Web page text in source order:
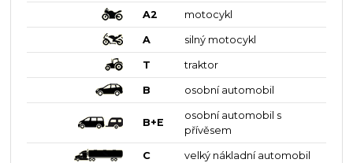
A2 motocykl
A silný motocykl
T traktor
B osobní automobil
B+E
osobní automobil s
přívěsem
C velký nákladní automobil